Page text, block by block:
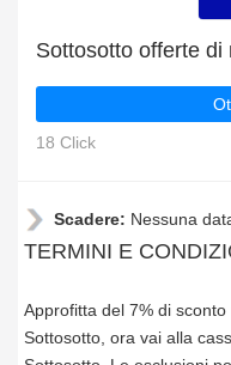
18 Click
Scadere: Nessuna
TERMINI E
Approfitta del 7% di
Sottosotto, ora vai alla